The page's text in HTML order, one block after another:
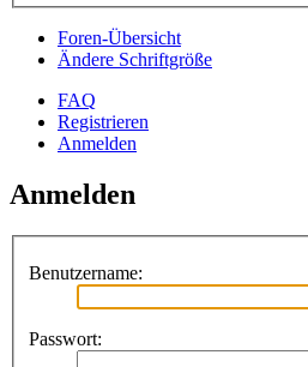
Foren-Übersicht
Ändere Schriftgröße
FAQ
Registrieren
Anmelden
Anmelden
Benutzername:
Passwort: